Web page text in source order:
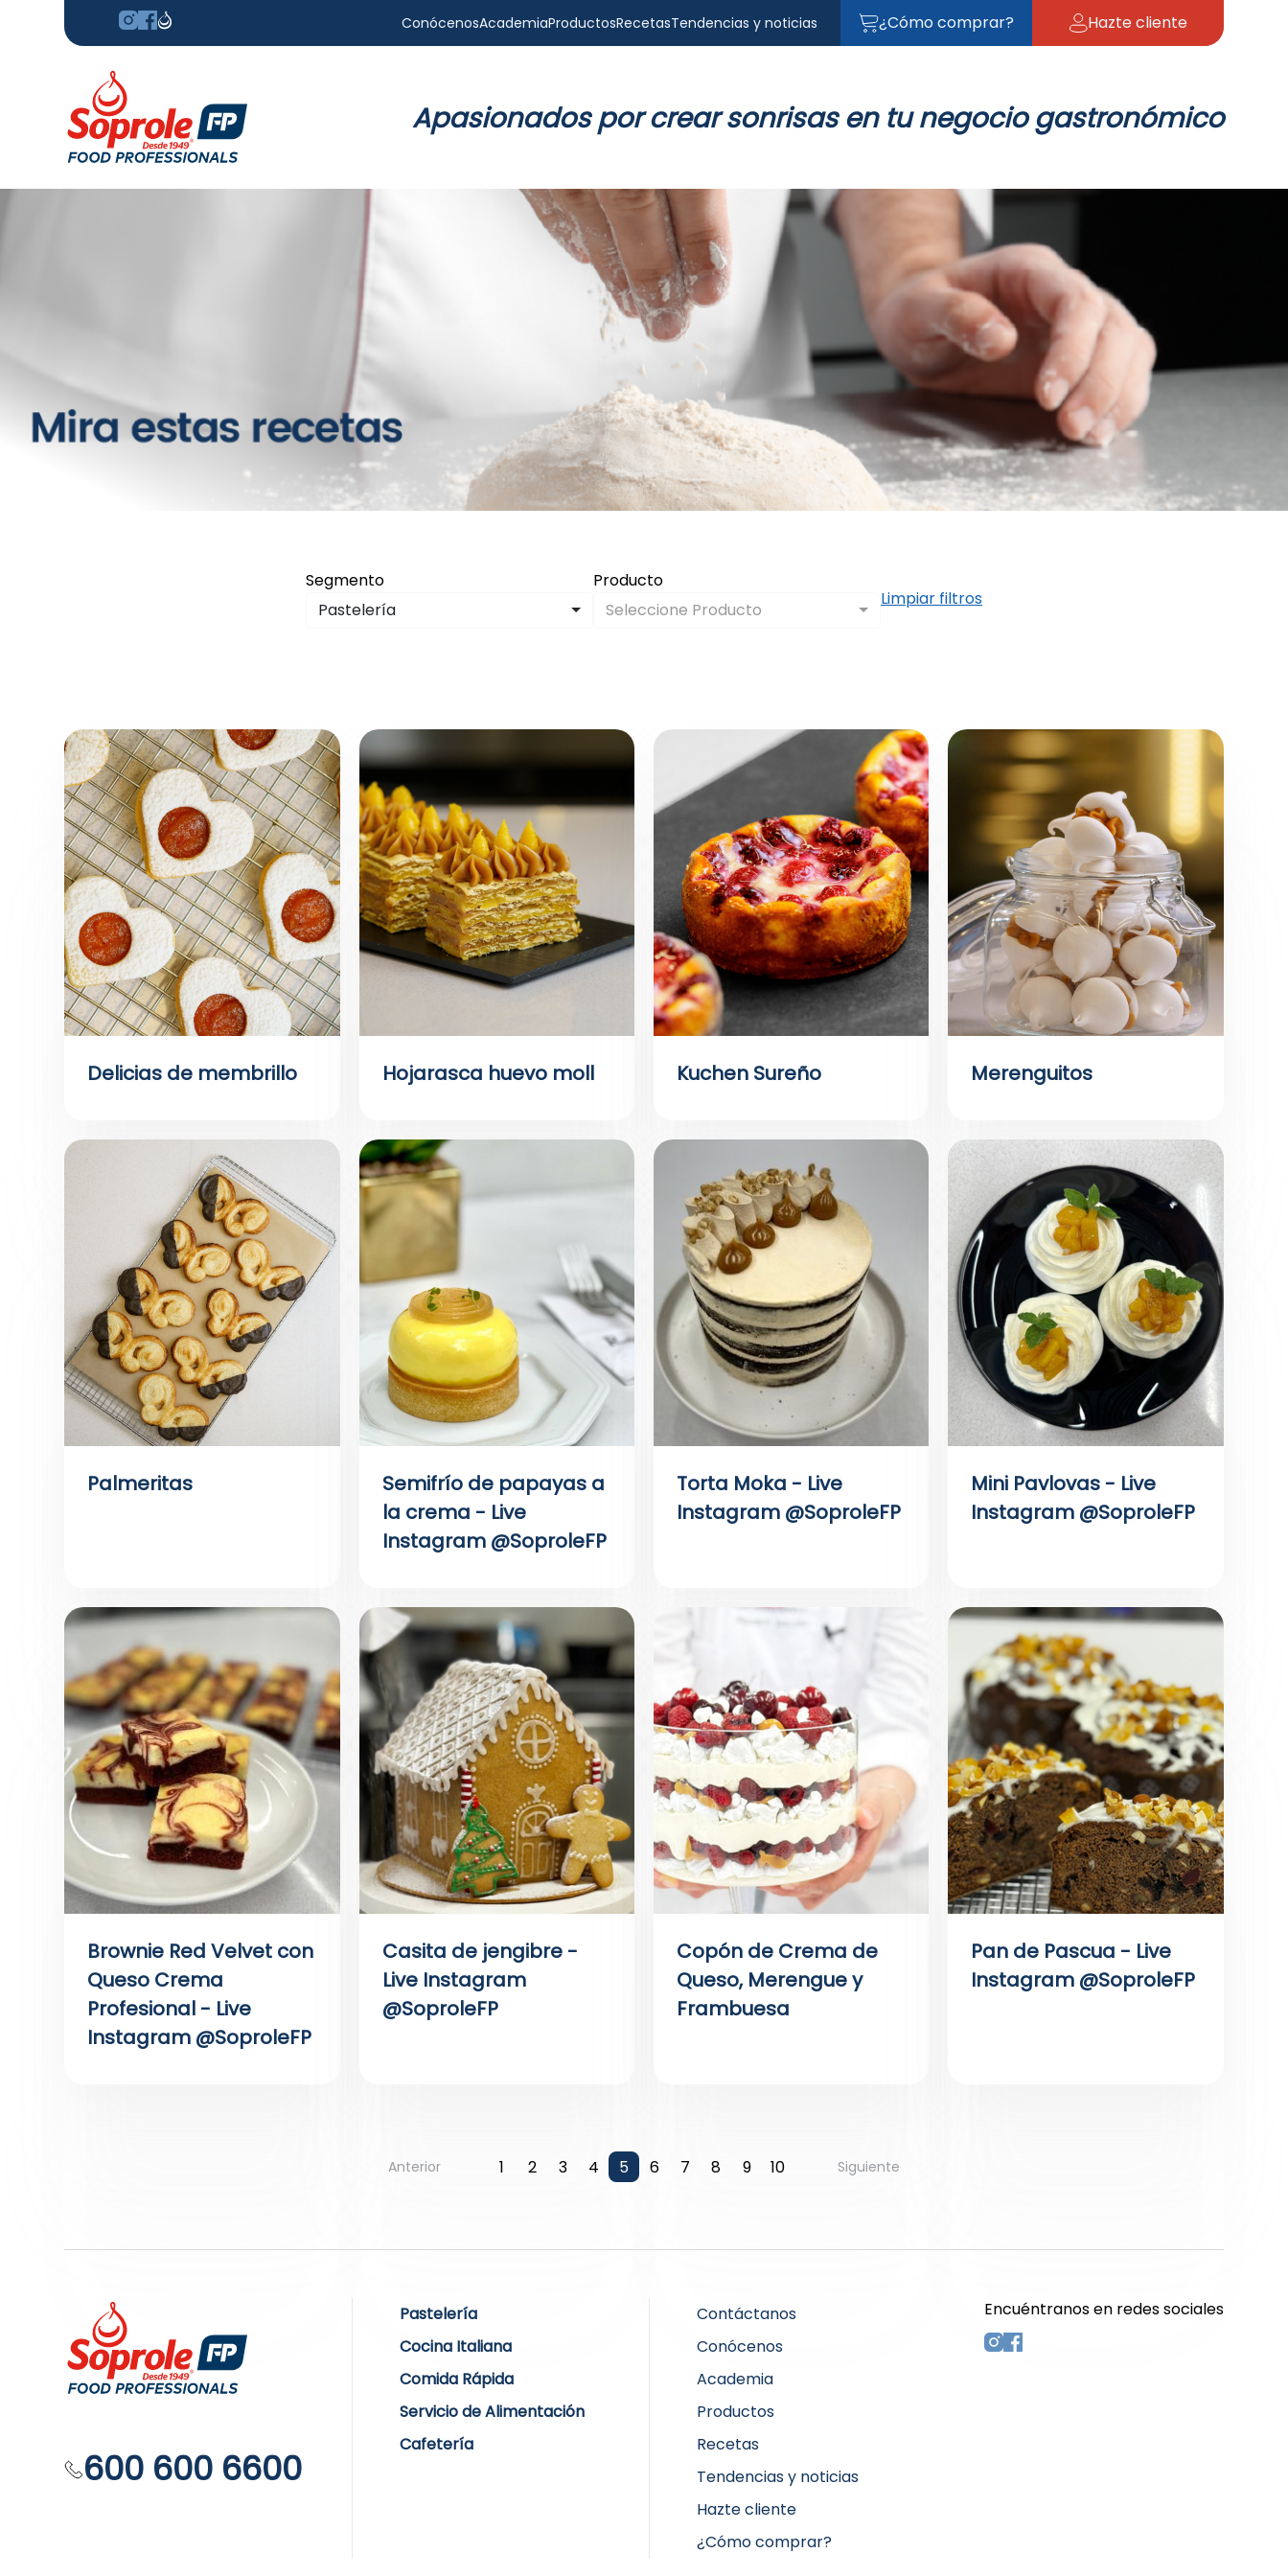
ConócenosAcademiaProductosRecetasTendencias y noticias ¿Cómo comprar? Hazte cliente
Apasionados por crear sonrisas en tu negocio gastronómico
Segmento
Pastelería
Producto
Seleccione Producto
Limpiar filtros
Delicias de membrillo Hojarasca huevo moll Kuchen Sureño Merenguitos
Palmeritas
Semifrío de papayas a
la crema - Live
Instagram @SoproleFP
Torta Moka - Live
Instagram @SoproleFP
Mini Pavlovas - Live
Instagram @SoproleFP
Brownie Red Velvet con
Queso Crema
Profesional - Live
Instagram @SoproleFP
Casita de jengibre -
Live Instagram
@SoproleFP
Copón de Crema de
Queso, Merengue y
Frambuesa
Pan de Pascua - Live
Instagram @SoproleFP
Anterior 1 2 3 4 5 6 7 8 9 10 Siguiente
600 600 6600
Pastelería
Cocina Italiana
Comida Rápida
Servicio de Alimentación
Cafetería
Contáctanos
Conócenos
Academia
Productos
Recetas
Tendencias y noticias
Hazte cliente
¿Cómo comprar?
Encuéntranos en redes sociales